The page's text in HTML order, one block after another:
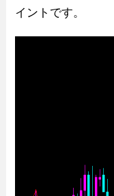
イントです。